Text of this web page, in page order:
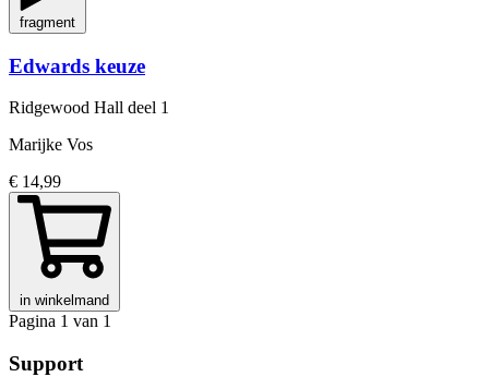
fragment
Edwards keuze
Ridgewood Hall deel 1
Marijke Vos
€ 14,99
in winkelmand
Pagina 1 van 1
Support